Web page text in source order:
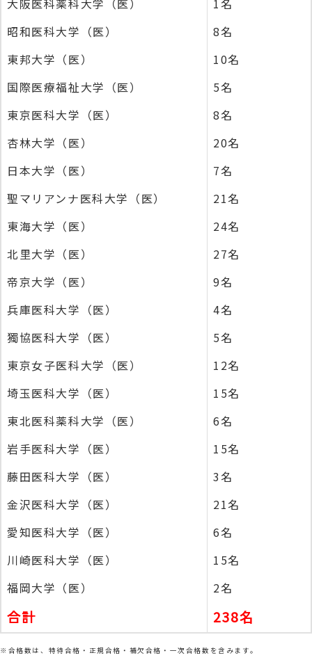
大阪医科薬科大学（医）
1名
昭和医科大学（医）
8名
東邦大学（医）
10名
国際医療福祉大学（医）
5名
東京医科大学（医）
8名
杏林大学（医）
20名
日本大学（医）
7名
聖マリアンナ医科大学（医）
21名
東海大学（医）
24名
北里大学（医）
27名
帝京大学（医）
9名
兵庫医科大学（医）
4名
獨協医科大学（医）
5名
東京女子医科大学（医）
12名
埼玉医科大学（医）
15名
東北医科薬科大学（医）
6名
岩手医科大学（医）
15名
藤田医科大学（医）
3名
金沢医科大学（医）
21名
愛知医科大学（医）
6名
川崎医科大学（医）
15名
福岡大学（医）
2名
合計 238名
※合格数は、特待合格・正規合格・補欠合格・一次合格数を含みます。